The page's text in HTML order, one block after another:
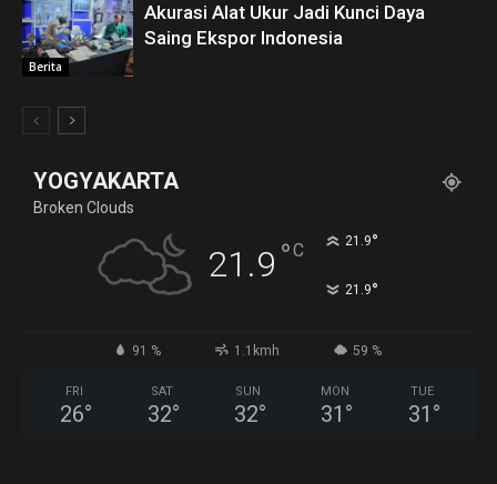
Berita
Akurasi Alat Ukur Jadi Kunci Daya
Saing Ekspor Indonesia
YOGYAKARTA
Broken Clouds
21.9 °C 21.9°
21.9°
91 % 1.1kmh 59 %
FRI
26°
SAT
32°
SUN
32°
MON
31 °
TUE
31 °